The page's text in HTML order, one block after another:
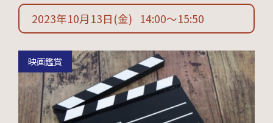
2023年10月13日 (金) 14:00〜15:50
映画鑑賞